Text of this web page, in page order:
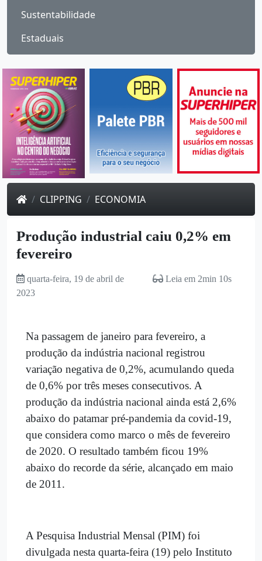
Sustentabilidade
Estaduais
CLIPPING ECONOMIA
Produção industrial caiu 0,2% em
fevereiro
quarta-feira, 19 de abril de
2023
Leia em 2min 10s
Na passagem de janeiro para fevereiro, a
produção da indústria nacional registrou
variação negativa de 0,2%, acumulando queda
de 0,6% por três meses consecutivos. A
produção da indústria nacional ainda está 2,6%
abaixo do patamar pré-pandemia da covid-19,
que considera como marco o mês de fevereiro
de 2020. O resultado também ficou 19%
abaixo do recorde da série, alcançado em maio
de 2011.
A Pesquisa Industrial Mensal (PIM) foi
divulgada nesta quarta-feira (19) pelo Instituto